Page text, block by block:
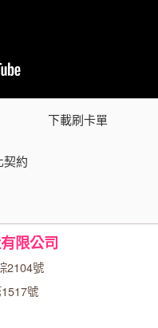
下載刷卡單
契約
限公司
2104號
號